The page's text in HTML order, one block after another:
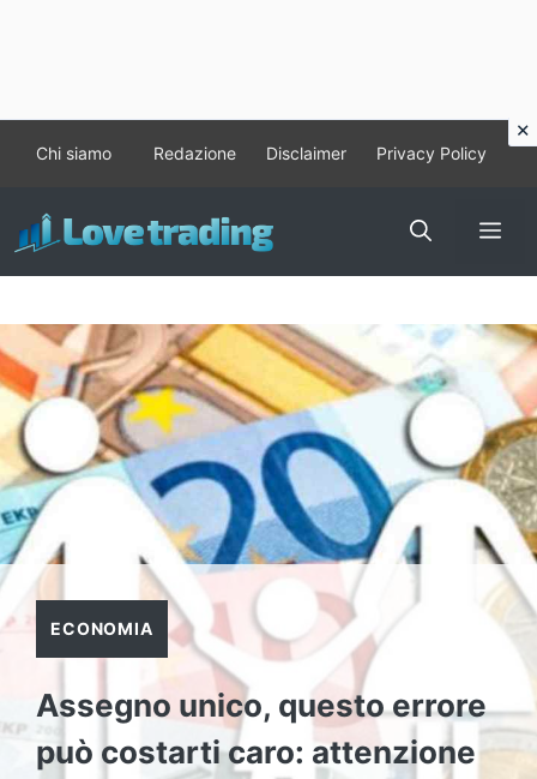
contenuto
Chi siamo Redazione Disclaimer Privacy Policy
ECONOMIA
Assegno unico, questo errore
può costarti caro: attenzione